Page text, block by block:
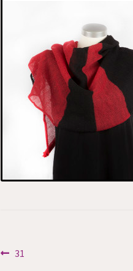
Inläggsnavigering
Föregående
31